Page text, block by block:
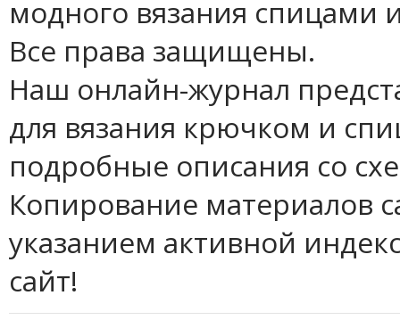
модного вязания спицами
Все права защищены.
Наш онлайн-журнал
для вязания крючком и
подробные описания со
Копирование материалов
указанием активной
сайт!